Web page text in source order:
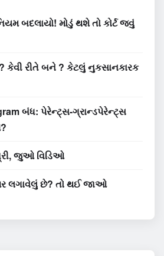
બદલાયો! મોડું થશે તો કોર્ટ જવું
કેવી રીતે બને ? કેટલું નુકસાનકારક
બંધ: પેરેન્ટ્સ-ગ્રાન્ડપેરેન્ટ્સ
જુઓ વિડિઓ
લગાવેલું છે? તો થઈ જાઓ